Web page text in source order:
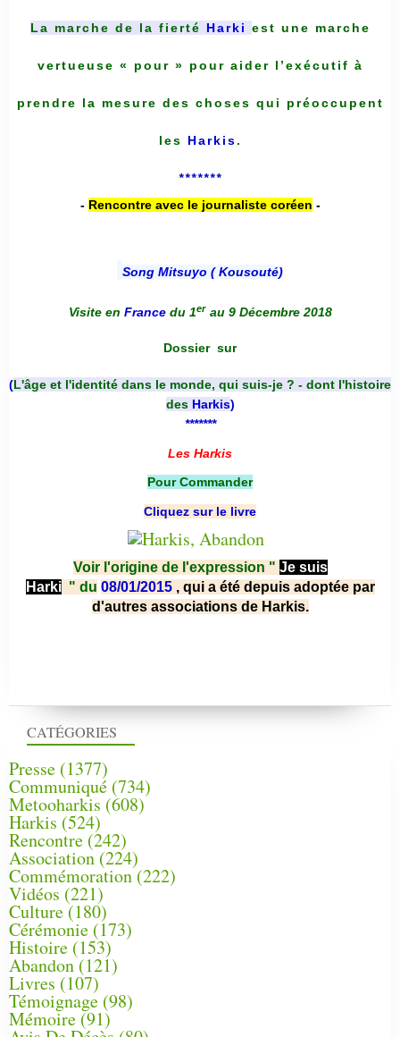
CATÉGORIES
Presse (1377)
Communiqué (734)
Metooharkis (608)
Harkis (524)
Rencontre (242)
Association (224)
Commémoration(222)
Vidéos (221)
Culture(180)
Cérémonie (173)
Histoire (153)
Abandon(121)
Livres (107)
Témoignage (98)
Mémoire (91)
La marche de la fierté Harki est une marche
vertueuse « pour » pour aider l’exécutif à
prendre la mesure des choses qui préoccupent
les Harkis.
*******
- Rencontre avec le journaliste coréen -
Song Mitsuyo ( Kousouté)
Visite en France du 1er au 9 Décembre 2018
Dossier sur
(L'âge et l'identité dans le monde, qui suis-je ? - dont l'histoire
des Harkis)
*******
Les Harkis
Pour Commander
Cliquez sur le livre
Voir l'origine de l'expression " Je suis
Harki " du 08/01/2015 , qui a été depuis adoptée par
d'autres associations de Harkis.